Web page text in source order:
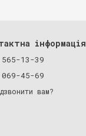
інформація
13-39
45-69
вам?